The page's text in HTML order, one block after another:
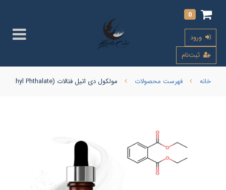
0
ورود
ثبت‌نام
خانه فهرست محصولات مولکول دی اتیل فتالات (Diethyl Phthalate) DEP